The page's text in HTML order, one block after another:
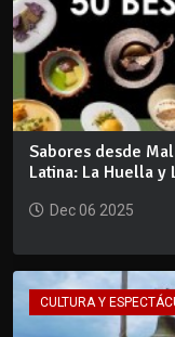
Sabores desde
Latina: La Huella
Dec 06 2025
CULTURA Y